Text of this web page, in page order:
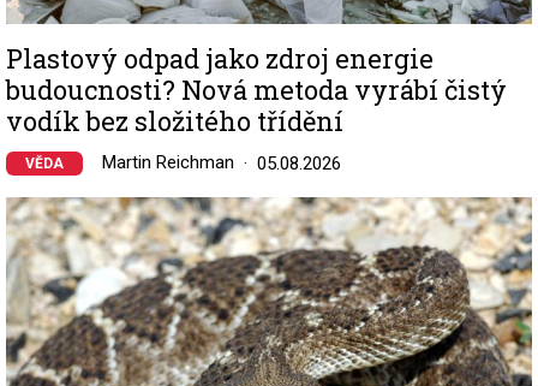
Plastový odpad jako zdroj energie
budoucnosti? Nová metoda vyrábí čistý
vodík bez složitého třídění
VĚDA Martin Reichman 05.08.2026
Image